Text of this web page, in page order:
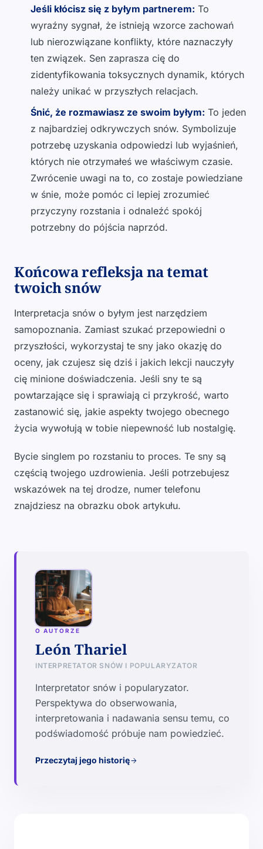
Jeśli kłócisz się z byłym partnerem: To
wyraźny sygnał, że istnieją wzorce zachowań
lub nierozwiązane konflikty, które naznaczyły
ten związek. Sen zaprasza cię do
zidentyfikowania toksycznych dynamik, których
należy unikać w przyszłych relacjach.
Śnić, że rozmawiasz ze swoim byłym: To jeden
z najbardziej odkrywczych snów. Symbolizuje
potrzebę uzyskania odpowiedzi lub wyjaśnień,
których nie otrzymałeś we właściwym czasie.
Zwrócenie uwagi na to, co zostaje powiedziane
w śnie, może pomóc ci lepiej zrozumieć
przyczyny rozstania i odnaleźć spokój
potrzebny do pójścia naprzód.
Końcowa refleksja na temat
twoich snów
Interpretacja snów o byłym jest narzędziem
samopoznania. Zamiast szukać przepowiedni o
przyszłości, wykorzystaj te sny jako okazję do
oceny, jak czujesz się dziś i jakich lekcji nauczyły
cię minione doświadczenia. Jeśli sny te są
powtarzające się i sprawiają ci przykrość, warto
zastanowić się, jakie aspekty twojego obecnego
życia wywołują w tobie niepewność lub nostalgię.
Bycie singlem po rozstaniu to proces. Te sny są
częścią twojego uzdrowienia. Jeśli potrzebujesz
wskazówek na tej drodze, numer telefonu
znajdziesz na obrazku obok artykułu.
O AUTORZE
León Thariel
INTERPRETATOR SNÓW I POPULARYZATOR
Interpretator snów i popularyzator.
Perspektywa do obserwowania,
interpretowania i nadawania sensu temu, co
podświadomość próbuje nam powiedzieć.
Przeczytaj jego historięarrow_forward